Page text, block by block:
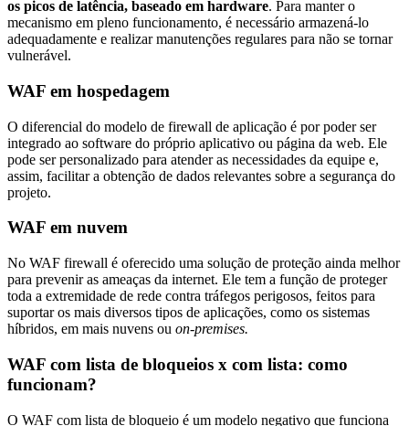
os picos de latência, baseado em hardware. Para manter o
mecanismo em pleno funcionamento, é necessário armazená-lo
adequadamente e realizar manutenções regulares para não se tornar
vulnerável.
WAF em hospedagem
O diferencial do modelo de firewall de aplicação é por poder ser
integrado ao software do próprio aplicativo ou página da web. Ele
pode ser personalizado para atender as necessidades da equipe e,
assim, facilitar a obtenção de dados relevantes sobre a segurança do
projeto.
WAF em nuvem
No WAF firewall é oferecido uma solução de proteção ainda melhor
para prevenir as ameaças da internet. Ele tem a função de proteger
toda a extremidade de rede contra tráfegos perigosos, feitos para
suportar os mais diversos tipos de aplicações, como os sistemas
híbridos, em mais nuvens ou on-premises.
WAF com lista de bloqueios x com lista: como
funcionam?
O WAF com lista de bloqueio é um modelo negativo que funciona